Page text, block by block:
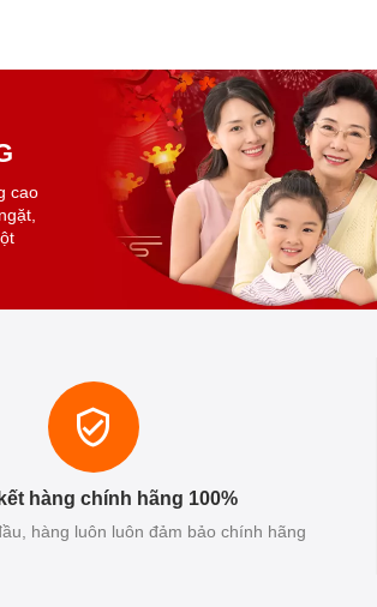
cao
hàng chính hãng 100%
hàng luôn luôn đảm bảo chính hãng